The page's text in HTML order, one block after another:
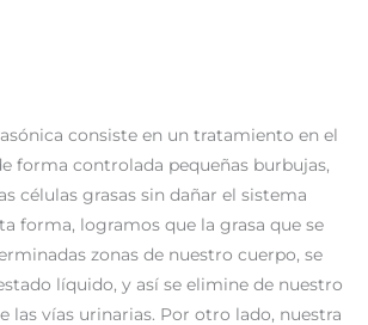
consiste en un tratamiento en el
forma controlada pequeñas burbujas,
células grasas sin dañar el sistema
forma, logramos que la grasa que se
zonas de nuestro cuerpo, se
líquido, y así se elimine de nuestro
las vías urinarias. Por otro lado, nuestra